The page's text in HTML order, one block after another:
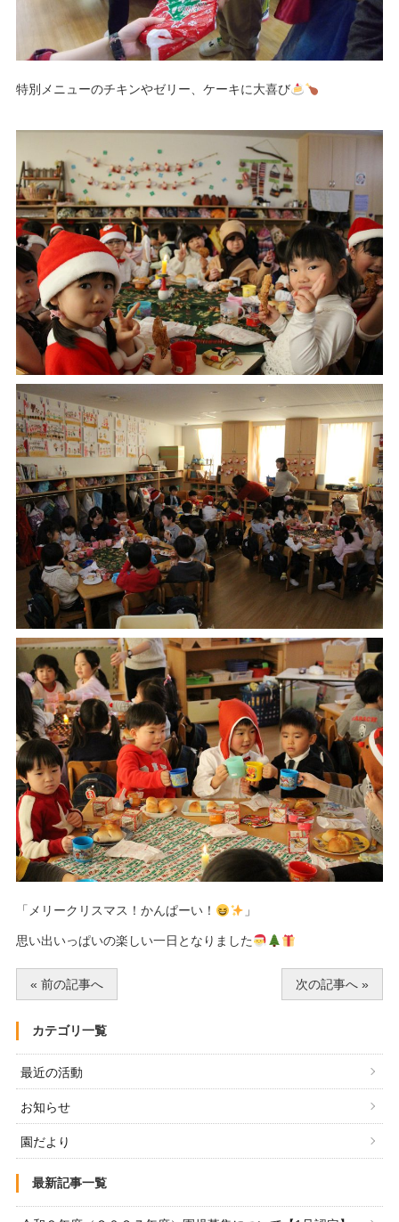
特別メニューのチキンやゼリー、ケーキに大喜び
「メリークリスマス！かんぱーい！ 」
思い出いっぱいの楽しい一日となりました
« 前の記事へ 次の記事へ »
カテゴリ一覧
最近の活動
お知らせ
園だより
最新記事一覧